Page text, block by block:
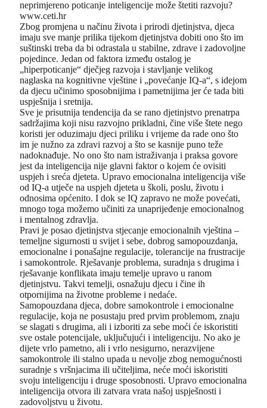
neprimjereno poticanje inteligencije može štetiti razvoju?
www.ceti.hr
Zbog promjena u načinu života i prirodi djetinjstva, djeca
imaju sve manje prilika tijekom djetinjstva dobiti ono što im
suštinski treba da bi odrastala u stabilne, zdrave i zadovoljne
pojedince. Jedan od faktora između ostalog je
„hiperpoticanje“ dječjeg razvoja i stavljanje velikog
naglaska na kognitivne vještine i „povećanje IQ-a“, s idejom
da djecu učinimo sposobnijima i pametnijima jer će tada biti
uspješnija i sretnija.
Sve je prisutnija tendencija da se rano djetinjstvo prenatrpa
sadržajima koji nisu razvojno prikladni, čine više štete nego
koristi jer oduzimaju djeci priliku i vrijeme da rade ono što
im je nužno za zdravi razvoj a što se kasnije puno teže
nadoknađuje. No ono što nam istraživanja i praksa govore
jest da inteligencija nije glavni faktor o kojem će ovisiti
uspjeh i sreća djeteta. Upravo emocionalna inteligencija više
od IQ-a utječe na uspjeh djeteta u školi, poslu, životu i
odnosima općenito. I dok se IQ zapravo ne može povećati,
mnogo toga možemo učiniti za unaprijeđenje emocionalnog
i mentalnog zdravlja.
Pravi je posao djetinjstva stjecanje emocionalnih vještina –
temeljne sigurnosti u svijet i sebe, dobrog samopouzdanja,
emocionalne i ponašajne regulacije, tolerancije na frustracije
i samokontrole. Rješavanje problema, suradnja s drugima i
rješavanje konflikata imaju temelje upravo u ranom
djetinjstvu. Takvi temelji, osnažuju djecu i čine ih
otpornijima na životne probleme i nedaće.
Samopouzdana djeca, dobre samokontrole i emocionalne
regulacije, koja ne posustaju pred prvim problemom, znaju
se slagati s drugima, ali i izboriti za sebe moći će iskoristiti
sve ostale potencijale, uključujući i inteligenciju. No ako je
dijete vrlo pametno, ali i vrlo nesigurno, nerazvijene
samokontrole ili stalno upada u nevolje zbog nemogućnosti
suradnje s vršnjacima ili učiteljima, neće moći iskoristiti
svoju inteligenciju i druge sposobnosti. Upravo emocionalna
inteligencija otvora ili zatvara vrata našoj uspješnosti i
zadovoljstvu u životu.